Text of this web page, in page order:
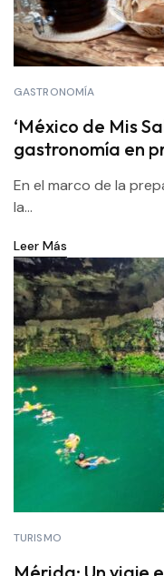
GASTRONOMÍA
‘México de Mis
gastronomía en
En el marco de la
la...
Leer Más
TURISMO